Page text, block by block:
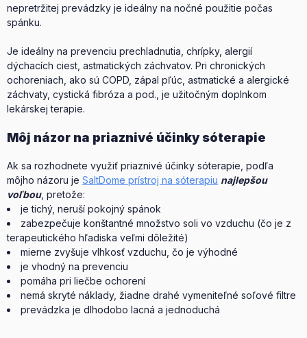
nepretržitej prevádzky je ideálny na nočné použitie počas
spánku.
Je ideálny na prevenciu prechladnutia, chrípky, alergií
dýchacích ciest, astmatických záchvatov. Pri chronických
ochoreniach, ako sú COPD, zápal pľúc, astmatické a alergické
záchvaty, cystická fibróza a pod., je užitočným doplnkom
lekárskej terapie.
Môj názor na priaznivé účinky sóterapie
Ak sa rozhodnete využiť priaznivé účinky sóterapie, podľa
môjho názoru je SaltDome prístroj na sóterapiu najlepšou
voľbou, pretože:
je tichý, neruší pokojný spánok
zabezpečuje konštantné množstvo soli vo vzduchu (čo je z
terapeutického hľadiska veľmi dôležité)
mierne zvyšuje vlhkosť vzduchu, čo je výhodné
je vhodný na prevenciu
pomáha pri liečbe ochorení
nemá skryté náklady, žiadne drahé vymeniteľné soľové filtre
prevádzka je dlhodobo lacná a jednoduchá